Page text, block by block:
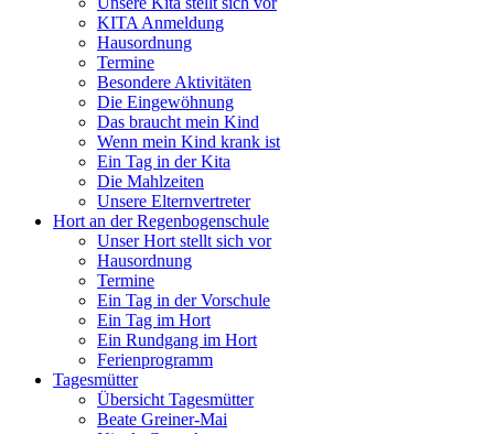
KITA Anmeldung
Hausordnung
Termine
Besondere Aktivitäten
Die Eingewöhnung
Das braucht mein Kind
Wenn mein Kind krank ist
Ein Tag in der Kita
Die Mahlzeiten
Unsere Elternvertreter
Hort an der Regenbogenschule
Unser Hort stellt sich vor
Hausordnung
Termine
Ein Tag in der Vorschule
Ein Tag im Hort
Ein Rundgang im Hort
Ferienprogramm
Tagesmütter
Übersicht Tagesmütter
Beate Greiner-Mai